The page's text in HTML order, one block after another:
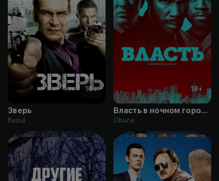
16+
Зверь
Bepul
18+
Власть в ночном городе
Obuna